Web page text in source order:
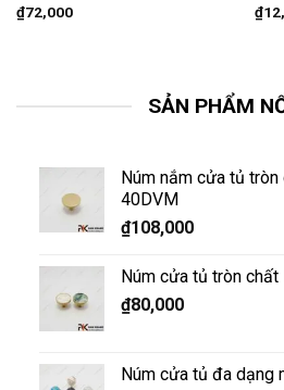
₫72,000
₫
SẢN PHẨM
Núm nắm cửa tủ
40DVM
₫108,000
Núm cửa tủ tròn
₫80,000
Núm cửa tủ đa dạng